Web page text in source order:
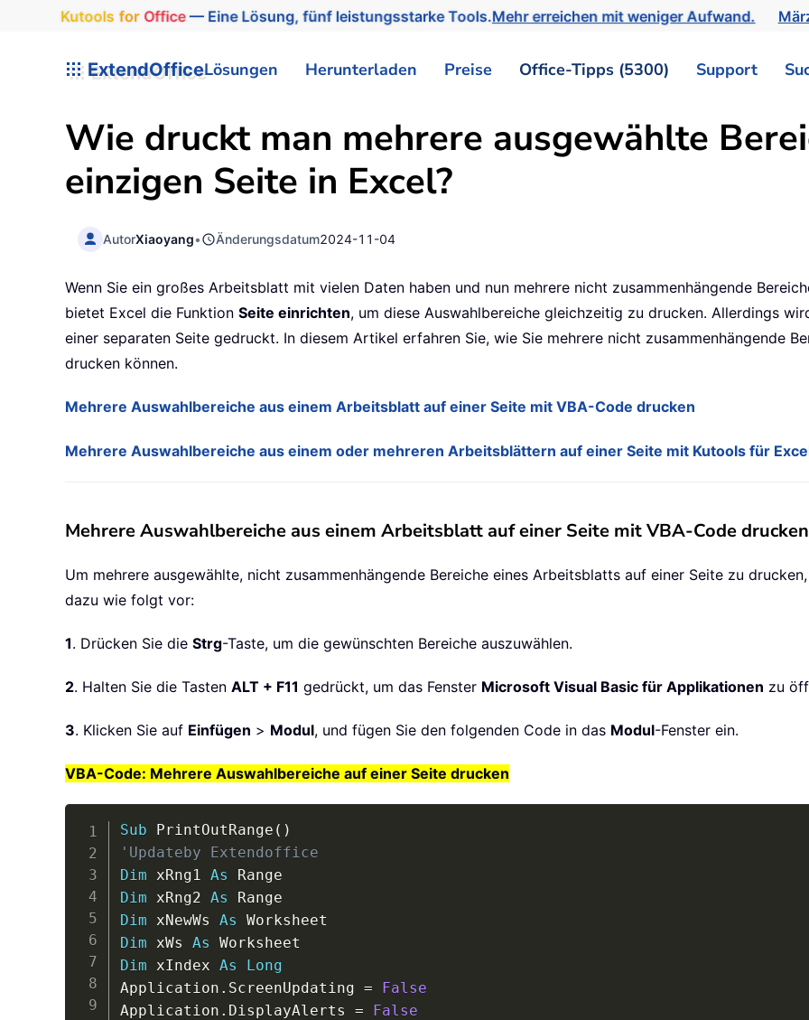
Kutools for Office— Eine Lösung, fünf leistungsstarke Tools.Mehr erreichen mit weniger Aufwand.
ExtendOfficeLösungen Herunterladen Preise Office-Tipps (5300) Support
Wie druckt man mehrere ausgewählte
einzigen Seite in Excel?
AutorXiaoyang• Änderungsdatum2024-11-04
Wenn Sie ein großes Arbeitsblatt mit vielen Daten haben und nun mehrere nicht zusammenhängende
bietet Excel die Funktion Seite einrichten, um diese Auswahlbereiche gleichzeitig zu drucken. Allerdings
einer separaten Seite gedruckt. In diesem Artikel erfahren Sie, wie Sie mehrere nicht zusammenhängende
drucken können.
Mehrere Auswahlbereiche aus einem Arbeitsblatt auf einer Seite mit VBA-Code drucken
Mehrere Auswahlbereiche aus einem oder mehreren Arbeitsblättern auf einer Seite mit Kutools für
Mehrere Auswahlbereiche aus einem Arbeitsblatt auf einer Seite mit VBA-Code drucken
Um mehrere ausgewählte, nicht zusammenhängende Bereiche eines Arbeitsblatts auf einer Seite zu
dazu wie folgt vor:
1. Drücken Sie die Strg-Taste, um die gewünschten Bereiche auszuwählen.
2. Halten Sie die Tasten ALT + F11 gedrückt, um das Fenster Microsoft Visual Basic für Applikationen zu
3. Klicken Sie auf Einfügen > Modul, und fügen Sie den folgenden Code in das Modul-Fenster ein.
VBA-Code: Mehrere Auswahlbereiche auf einer Seite drucken
Sub PrintOutRange ( )
'Updateby Extendoffice
Dim xRng1 As
Dim xRng2 As
Dim xNewWs As
Dim xWs As
Dim xIndex As
Long
Application . ScreenUpdating =
False
Application . DisplayAlerts =
False